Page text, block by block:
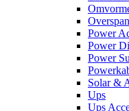
Power
Power
Power
Solar &
Ups
Ups